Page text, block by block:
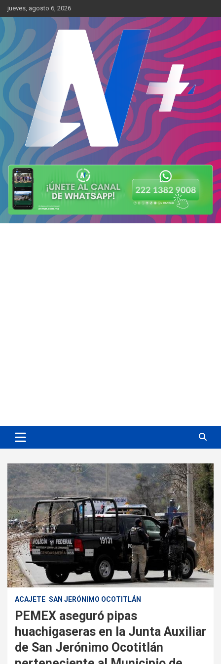
Skip
to
content
jueves, agosto 6, 2026
AN Más
Más cerca de ti
ACAJETE SAN JERÓNIMO OCOTITLÁN
PEMEX aseguró pipas
huachigaseras en la Junta Auxiliar
de San Jerónimo Ocotitlán